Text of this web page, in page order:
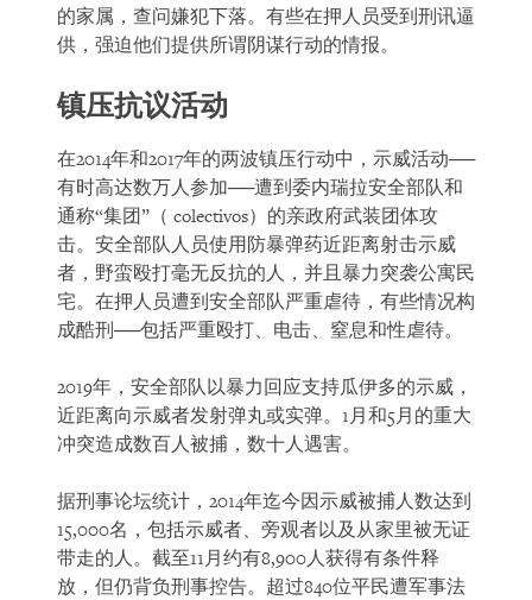
的家属，查问嫌犯下落。有些在押人员受到刑讯逼
供，强迫他们提供所谓阴谋行动的情报。
镇压抗议活动
在2014年和2017年的两波镇压行动中，示威活动──
有时高达数万人参加──遭到委内瑞拉安全部队和
通称“集团”（ colectivos）的亲政府武装团体攻
击。安全部队人员使用防暴弹药近距离射击示威
者，野蛮殴打毫无反抗的人，并且暴力突袭公寓民
宅。在押人员遭到安全部队严重虐待，有些情况构
成酷刑──包括严重殴打、电击、窒息和性虐待。
2019年，安全部队以暴力回应支持瓜伊多的示威，
近距离向示威者发射弹丸或实弹。1月和5月的重大
冲突造成数百人被捕，数十人遇害。
据刑事论坛统计，2014年迄今因示威被捕人数达到
15,000名，包括示威者、旁观者以及从家里被无证
带走的人。截至11月约有8,900人获得有条件释
放，但仍背负刑事控告。超过840位平民遭军事法